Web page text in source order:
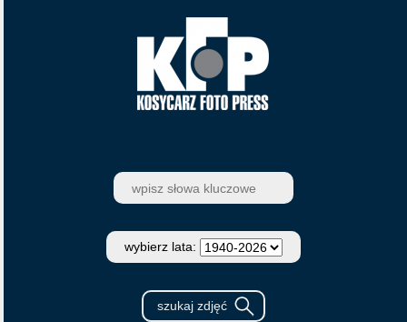
wybierz lata: